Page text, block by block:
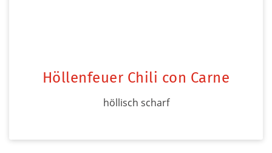
Höllenfeuer Chili con Carne
höllisch scharf